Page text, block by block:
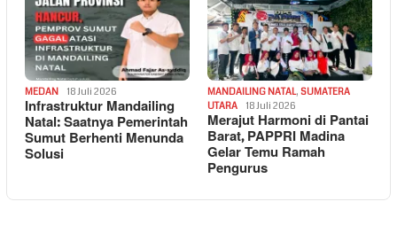
MEDAN 18 Juli 2026
Infrastruktur Mandailing
Natal: Saatnya Pemerintah
Sumut Berhenti Menunda
Solusi
MANDAILING NATAL, SUMATERA
UTARA
18 Juli 2026
Merajut Harmoni di Pantai
Barat, PAPPRI Madina
Gelar Temu Ramah
Pengurus